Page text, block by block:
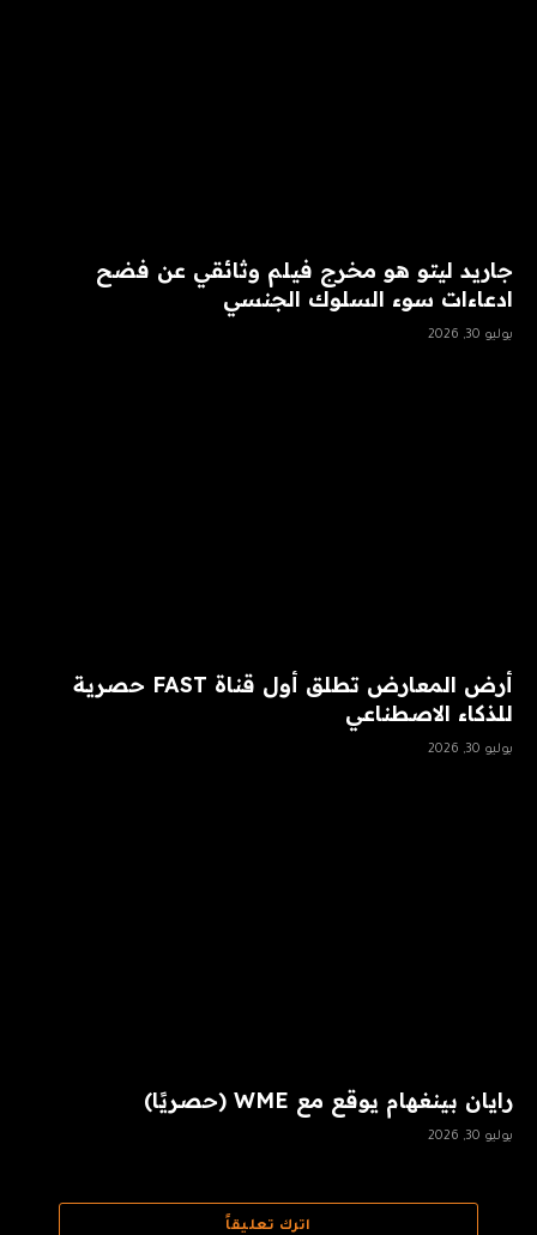
جاريد ليتو هو مخرج فيلم وثائقي عن فضح
ادعاءات سوء السلوك الجنسي
يوليو 30, 2026
أرض المعارض تطلق أول قناة FAST حصرية
للذكاء الاصطناعي
يوليو 30, 2026
رايان بينغهام يوقع مع WME (حصريًا)
يوليو 30, 2026
اترك تعليقاً